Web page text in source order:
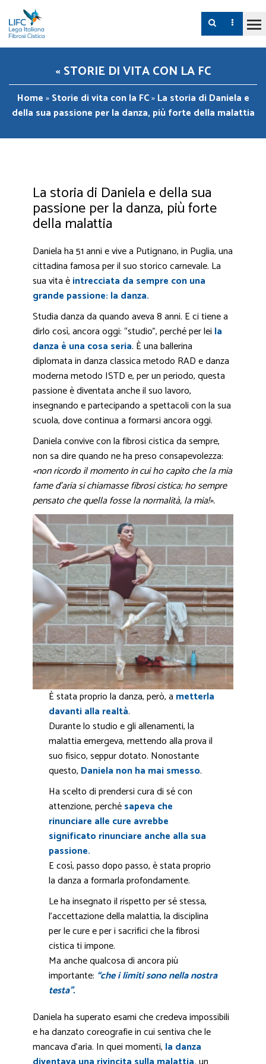
« STORIE DI VITA CON LA FC
Home»Storie di vita con la FC»La storia di Daniela e
della sua passione per la danza, più forte della malattia
La storia di Daniela e della sua
passione per la danza, più forte
della malattia
Daniela ha 51 anni e vive a Putignano, in Puglia, una
cittadina famosa per il suo storico carnevale. La
sua vita èintrecciata da sempre con una
grande passione: la danza.
Studia danza da quando aveva 8 anni. E ci tiene a
dirlo così, ancora oggi: “studio”, perché per lei la
danza è una cosa seria. È una ballerina
diplomata in danza classica metodo RAD e danza
moderna metodo ISTD e, per un periodo, questa
passione è diventata anche il suo lavoro,
insegnando e partecipando a spettacoli con la sua
scuola, dove continua a formarsi ancora oggi.
Daniela convive con la fibrosi cistica da sempre,
non sa dire quando ne ha preso consapevolezza:
«non ricordo il momento in cui ho capito che la mia
fame d’aria si chiamasse fibrosi cistica; ho sempre
pensato che quella fosse la normalità, la mia!».
È stata proprio la danza, però, a metterla
davanti alla realtà.
Durante lo studio e gli allenamenti, la
malattia emergeva, mettendo alla prova il
suo fisico, seppur dotato. Nonostante
questo, Daniela non ha mai smesso.
Ha scelto di prendersi cura di sé con
attenzione, perchésapeva che
rinunciare alle cure avrebbe
significato rinunciare anche alla sua
passione.
E così, passo dopo passo, è stata proprio
la danza a formarla profondamente.
Le ha insegnato il rispetto per sé stessa,
l’accettazione della malattia, la disciplina
per le cure e per i sacrifici che la fibrosi
cistica ti impone.
Ma anche qualcosa di ancora più
importante: “che i limiti sono nella nostra
testa”.
Daniela ha superato esami che credeva impossibili
e ha danzato coreografie in cui sentiva che le
mancava d’aria. In quei momenti, la danza